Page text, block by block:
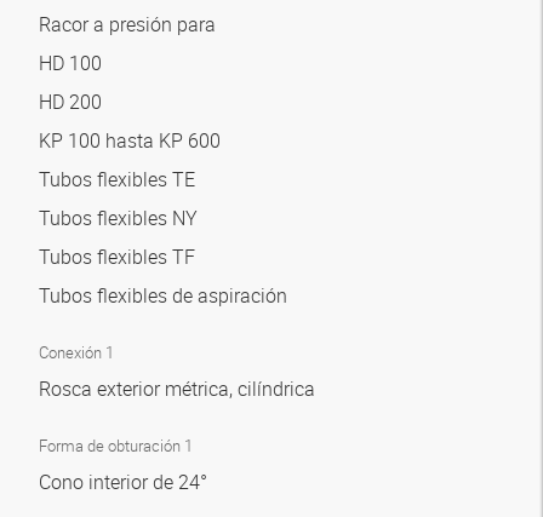
Racor a presión para
HD 100
HD 200
KP 100 hasta KP 600
Tubos flexibles TE
Tubos flexibles NY
Tubos flexibles TF
Tubos flexibles de aspiración
Conexión 1
Rosca exterior métrica, cilíndrica
Forma de obturación 1
Cono interior de 24°